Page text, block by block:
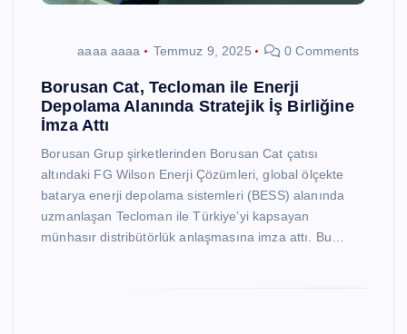
aaaa aaaa Temmuz 9, 2025 0 Comments
Borusan Cat, Tecloman ile Enerji
Depolama Alanında Stratejik İş Birliğine
İmza Attı
Borusan Grup şirketlerinden Borusan Cat çatısı
altındaki FG Wilson Enerji Çözümleri, global ölçekte
batarya enerji depolama sistemleri (BESS) alanında
uzmanlaşan Tecloman ile Türkiye’yi kapsayan
münhasır distribütörlük anlaşmasına imza attı. Bu…